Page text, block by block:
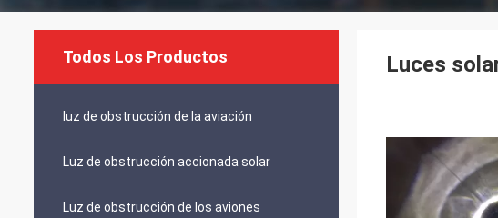
Todos Los Productos
luz de obstrucción de la aviación
Luz de obstrucción accionada solar
Luz de obstrucción de los aviones
Luces